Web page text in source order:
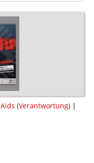
Aids (Verantwortung) |